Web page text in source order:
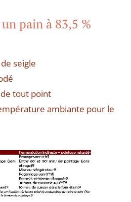
pain à 83,5 %
seigle
tout point
ambiante pour le